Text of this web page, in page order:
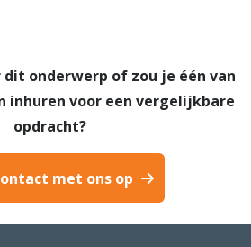
dit onderwerp of zou je één van
inhuren voor een vergelijkbare
opdracht?
met ons op